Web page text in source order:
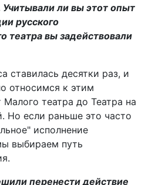
ли вы этот опыт
русского
театра вы задействовали
ставилась десятки раз, и
относимся к этим
театра до Театра на
Но если раньше это часто
исполнение
выбираем путь
перенести действие